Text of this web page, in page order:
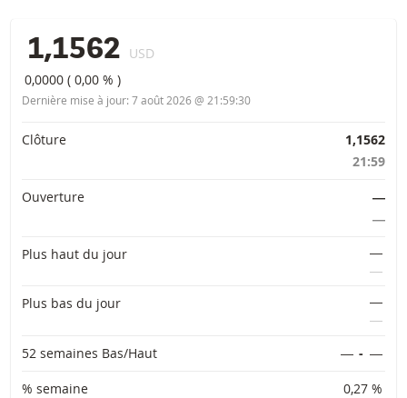
1,1562 USD
0,0000 (0,00 % )
Dernière mise à jour: 7 août 2026 @ 21:59:30
Informations importantes
Clôture
1,1562
21:59
Ouverture
―
―
Plus haut du jour
―
―
Plus bas du jour
―
―
52 semaines Bas/Haut
― - ―
% semaine 0,27 %